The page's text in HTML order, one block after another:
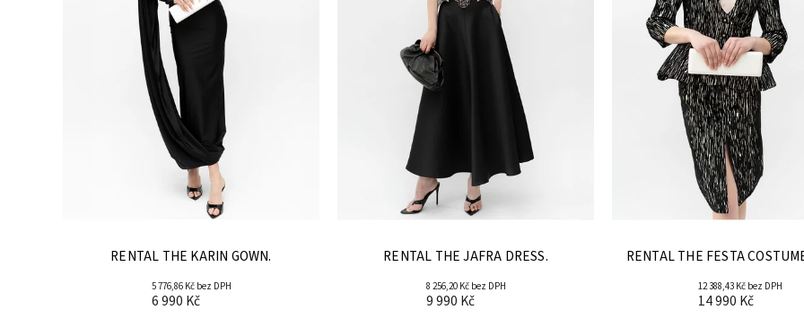
RENTAL THE KARIN GOWN.
5 776,86 Kč bez DPH
6 990 Kč
RENTAL THE JAFRA DRESS.
8 256,20 Kč bez DPH
9 990 Kč
RENTAL THE FESTA
12 388,43 Kč bez DPH
14 990 Kč